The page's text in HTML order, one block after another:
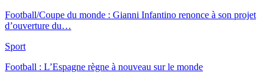
Football/Coupe du monde : Gianni Infantino renonce à son projet
d’ouverture du…
Sport
Football : L’Espagne règne à nouveau sur le monde